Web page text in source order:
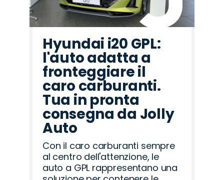
Hyundai i20 GPL:
l'auto adatta a
fronteggiare il
caro carburanti.
Tua in pronta
consegna da Jolly
Auto
Con il caro carburanti sempre
al centro dell'attenzione, le
auto a GPL rappresentano una